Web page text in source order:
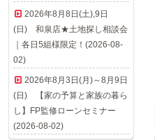
2026年8月8日(土),9日
(日) 和泉店★土地探し相談会
｜各日5組様限定！(2026-08-
02)
2026年8月3日(月)～8月9日
(日) 【家の予算と家族の暮ら
し】FP監修ローンセミナー
(2026-08-02)